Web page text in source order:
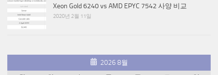
Xeon Gold 6240 vs AMD EPYC 7542 사양 비교
2020년 2월 11일
2026 8월